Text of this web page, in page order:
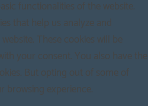
functionalities of the website.
that help us analyze and
These cookies will be
your consent. You also have the
But opting out of some of
browsing experience.